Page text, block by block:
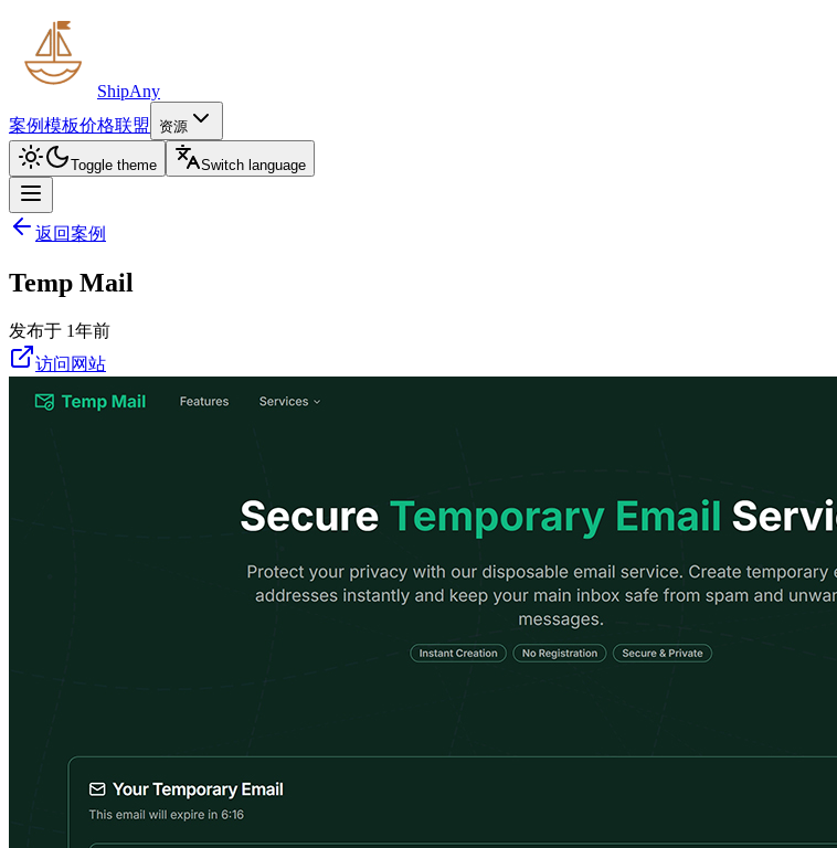
ShipAny
案例模板价格联盟 资源
Toggle theme Switch language
返回案例
Temp Mail
发布于 1年前
访问网站